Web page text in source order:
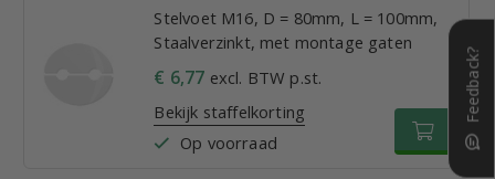
Stelvoet M16, D = 80mm, L = 100mm,
Staalverzinkt, met montage gaten
€ 6,77 excl. BTW p.st.
Bekijk staffelkorting
Op voorraad
Feedback?